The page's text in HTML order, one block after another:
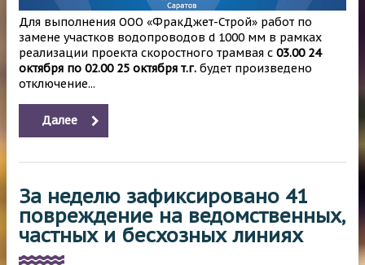
Для выполнения ООО «ФракДжет-Строй» работ по
замене участков водопроводов d 1000 мм в рамках
реализации проекта скоростного трамвая с 03.00 24
октября по 02.00 25 октября т.г. будет произведено
отключение...
Далее
За неделю зафиксировано 41
повреждение на ведомственных,
частных и бесхозных линиях